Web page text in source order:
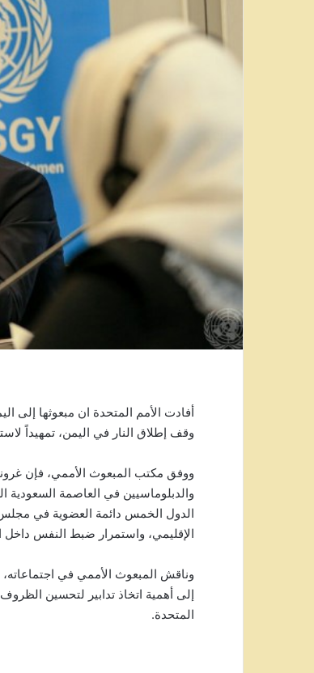
أفادت الأمم المتحدة ان مبعوثها
وقف إطلاق النار في اليمن، تمهيداً
والدبلوماسيين في العاصمة السعودية
الدول الخمس دائمة العضوية في
الإقليمي، واستمرار ضبط النفس داخل
وناقش المبعوث الأممي في
إلى أهمية اتخاذ تدابير لتحسين
المتحدة.